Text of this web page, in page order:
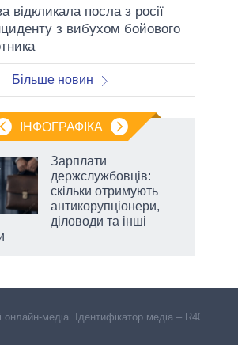
відкликала посла з росії
з вибухом бойового
Більше новин
ІНФОГРАФІКА
Зарплати
держслужбовців:
скільки отримують
антикорупціонери,
діловоди та інші
онлайн-медіа. Ідентифікатор медіа – R40-